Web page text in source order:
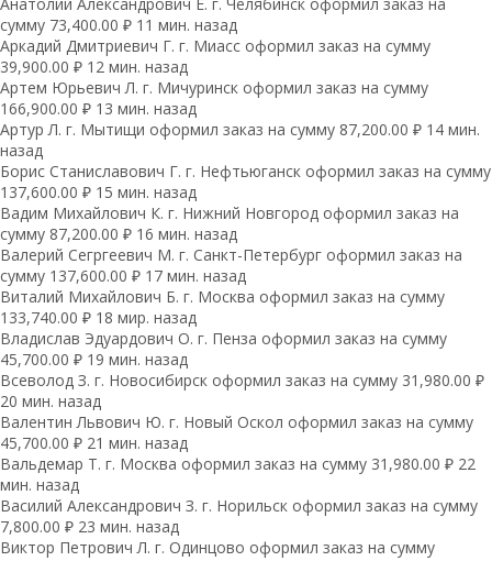
сумму 73,400.00 ₽ 11 мин. назад
Аркадий Дмитриевич Г. г. Миасс оформил заказ на сумму
39,900.00 ₽ 12 мин. назад
Артем Юрьевич Л. г. Мичуринск оформил заказ на сумму
166,900.00 ₽ 13 мин. назад
Артур Л. г. Мытищи оформил заказ на сумму 87,200.00 ₽ 14 мин.
назад
Борис Станиславович Г. г. Нефтьюганск оформил заказ на сумму
137,600.00 ₽ 15 мин. назад
Вадим Михайлович К. г. Нижний Новгород оформил заказ на
сумму 87,200.00 ₽ 16 мин. назад
Валерий Сегргеевич М. г. Санкт-Петербург оформил заказ на
сумму 137,600.00 ₽ 17 мин. назад
Виталий Михайлович Б. г. Москва оформил заказ на сумму
133,740.00 ₽ 18 мир. назад
Владислав Эдуардович О. г. Пенза оформил заказ на сумму
45,700.00 ₽ 19 мин. назад
Всеволод З. г. Новосибирск оформил заказ на сумму 31,980.00 ₽
20 мин. назад
Валентин Львович Ю. г. Новый Оскол оформил заказ на сумму
45,700.00 ₽ 21 мин. назад
Вальдемар Т. г. Москва оформил заказ на сумму 31,980.00 ₽ 22
мин. назад
Василий Александрович З. г. Норильск оформил заказ на сумму
7,800.00 ₽ 23 мин. назад
Виктор Петрович Л. г. Одинцово оформил заказ на сумму